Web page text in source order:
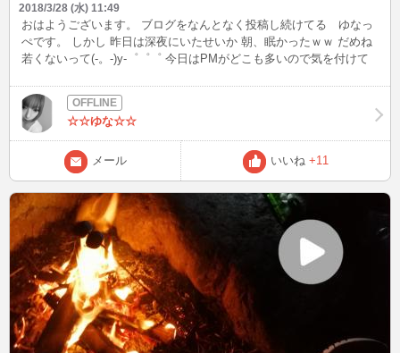
2018/3/28 (水) 11:49
おはようございます。 ブログをなんとなく投稿し続けてる ゆなっ
ぺです。 しかし 昨日は深夜にいたせいか 朝、眠かったｗｗ だめね
若くないって(-。-)y-゜゜゜ 今日はPMがどこも多いので気を付けて
けか？ 今日の出没時間は 謎 捕まえてくださーーい！
☆☆ゆな☆☆
メール いいね +11